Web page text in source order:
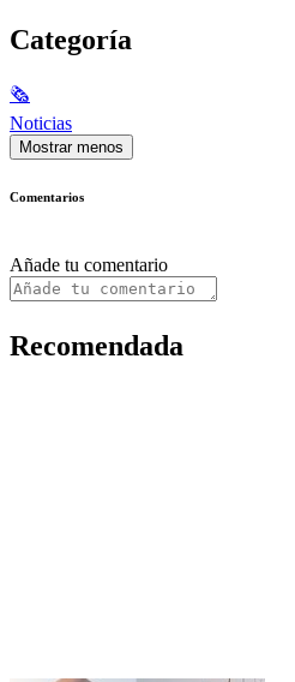
Categoría
🗞
Noticias
Mostrar menos
Comentarios
Añade tu comentario
Recomendada